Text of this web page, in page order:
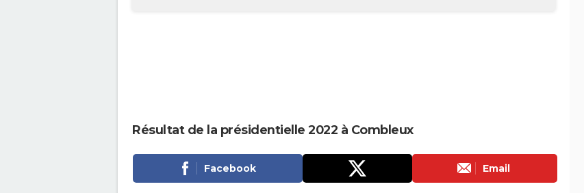
Résultat de la présidentielle 2022 à Combleux
Facebook Email